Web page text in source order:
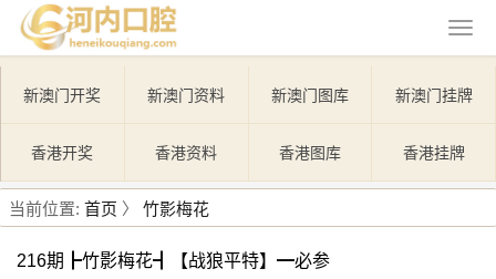
新澳门开奖 新澳门资料 新澳门图库 新澳门挂牌
香港开奖 香港资料 香港图库 香港挂牌
当前位置: 首页 〉 竹影梅花
216期┣竹影梅花┫【战狼平特】━必参